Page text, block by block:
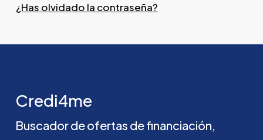
¿Has olvidado la contraseña?
Credi4me
Buscadordeofertas definanciación,